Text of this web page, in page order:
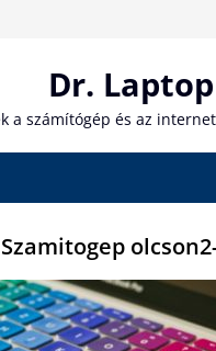
Dr. Laptop
a számítógép és az
Szamitogep